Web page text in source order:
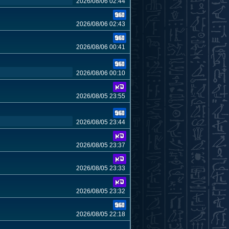
2026/08/06 02:43
2026/08/06 00:41
2026/08/06 00:10
2026/08/05 23:55
2026/08/05 23:44
2026/08/05 23:37
2026/08/05 23:33
2026/08/05 23:32
2026/08/05 22:18